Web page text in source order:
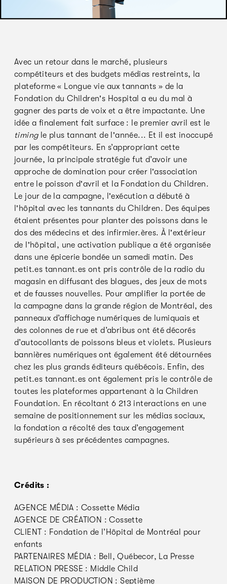
Avec un retour dans le marché, plusieurs
compétiteurs et des budgets médias restreints, la
plateforme « Longue vie aux tannants » de la
Fondation du Children's Hospital a eu du mal à
gagner des parts de voix et a être impactante. Une
idée a finalement fait surface : le premier avril est le
timingle plus tannant de l'année... Et il est inoccupé
par les compétiteurs. En s’appropriant cette
journée, la principale stratégie fut d’avoir une
approche de domination pour créer l'association
entre le poisson d'avril et la Fondation du Children.
Le jour de la campagne, l'exécution a débuté à
l'hôpital avec les tannants du Children. Des équipes
étaient présentes pour planter des poissons dans le
dos des médecins et des infirmier.ères. À l'extérieur
de l'hôpital, une activation publique a été organisée
dans une épicerie bondée un samedi matin. Des
petit.es tannant.es ont pris contrôle de la radio du
magasin en diffusant des blagues, des jeux de mots
et de fausses nouvelles. Pour amplifier la portée de
la campagne dans la grande région de Montréal, des
panneaux d’affichage numériques de lumiquais et
des colonnes de rue et d’abribus ont été décorés
d’autocollants de poissons bleus et violets. Plusieurs
bannières numériques ont également été détournées
chez les plus grands éditeurs québécois. Enfin, des
petit.es tannant.es ont également pris le contrôle de
toutes les plateformes appartenant à la Children
Foundation. En récoltant 6 213 interactions en une
semaine de positionnement sur les médias sociaux,
la fondation a récolté des taux d’engagement
supérieurs à ses précédentes campagnes.
Crédits :
AGENCE MÉDIA : Cossette Média
AGENCE DE CRÉATION : Cossette
CLIENT : Fondation de l’Hôpital de Montréal pour
enfants
PARTENAIRES MÉDIA : Bell, Québecor, La Presse
RELATION PRESSE : Middle Child
MAISON DE PRODUCTION : Septième